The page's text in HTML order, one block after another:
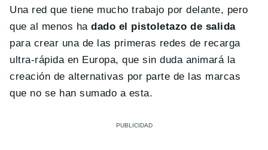
Una red que tiene mucho trabajo por delante, pero
que al menos hadado el pistoletazo de salida
para crear una de las primeras redes de recarga
ultra-rápida en Europa, que sin duda animará la
creación de alternativas por parte de las marcas
que no se han sumado a esta.